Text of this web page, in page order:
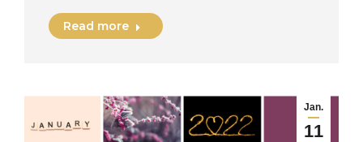
Read more
Jan.
11